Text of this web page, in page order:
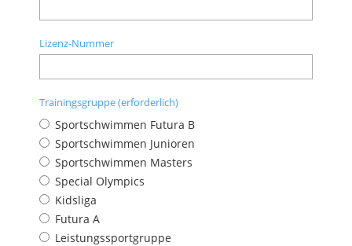
Lizenz-Nummer
Trainingsgruppe (erforderlich)
Sportschwimmen Futura B
Sportschwimmen Junioren
Sportschwimmen Masters
Special Olympics
Kidsliga
Futura A
Leistungssportgruppe